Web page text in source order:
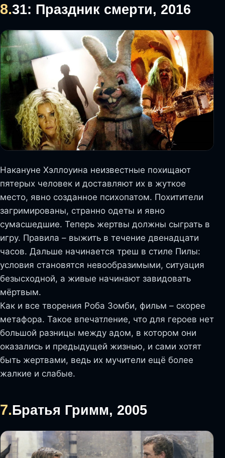
8.31: Праздник смерти, 2016
Накануне Хэллоуина неизвестные похищают
пятерых человек и доставляют их в жуткое
место, явно созданное психопатом. Похитители
загримированы, странно одеты и явно
сумасшедшие. Теперь жертвы должны сыграть в
игру. Правила – выжить в течение двенадцати
часов. Дальше начинается треш в стиле Пилы:
условия становятся невообразимыми, ситуация
безысходной, а живые начинают завидовать
мёртвым.
Как и все творения Роба Зомби, фильм – скорее
метафора. Такое впечатление, что для героев нет
большой разницы между адом, в котором они
оказались и предыдущей жизнью, и сами хотят
быть жертвами, ведь их мучители ещё более
жалкие и слабые.
7.Братья Гримм, 2005